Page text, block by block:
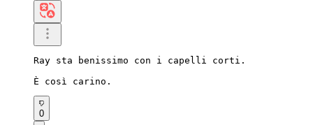
Ray sta benissimo con i capelli corti.
È così carino.
0